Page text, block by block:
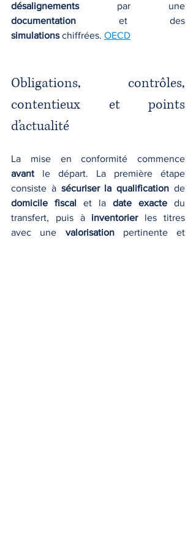
désalignements
documentation
simulations chiffrées. OECD
Obligations, contrôles,
contentieux et points
d’actualité
avant le départ. La première étape
consiste à sécuriser la qualification
domicile fiscal et la date exacte du
transfert, puis à inventorier les titres
avec une valorisation pertinente et